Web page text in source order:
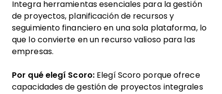
Integra herramientas esenciales para la gestión
de proyectos, planificación de recursos y
seguimiento financiero en una sola plataforma, lo
que lo convierte en un recurso valioso para las
empresas.
Por qué elegí Scoro: Elegí Scoro porque ofrece
capacidades de gestión de proyectos integrales